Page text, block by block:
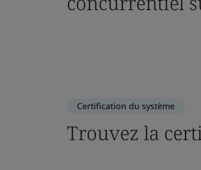
Certification du système
Trouvez la